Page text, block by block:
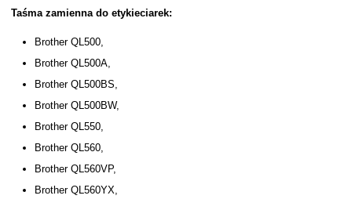
Taśma zamienna do etykieciarek:
Brother QL500,
Brother QL500A,
Brother QL500BS,
Brother QL500BW,
Brother QL550,
Brother QL560,
Brother QL560VP,
Brother QL560YX,